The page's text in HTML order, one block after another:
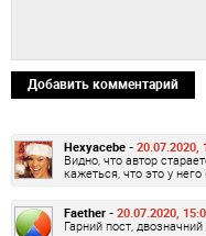
Добавить комментарий
Hexyacebe - 20.07.2020,
Видно, что автор
кажеться, что это у него
Faether - 20.07.2020,
Гарний пост, двозначний